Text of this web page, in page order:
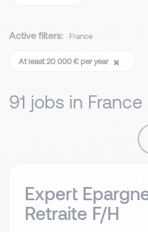
Active filters: France
At least 20 000 € per year
91 jobs in France
Expert
Retraite F/H